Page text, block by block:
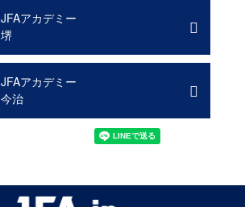
JFAアカデミー
堺
JFAアカデミー
今治